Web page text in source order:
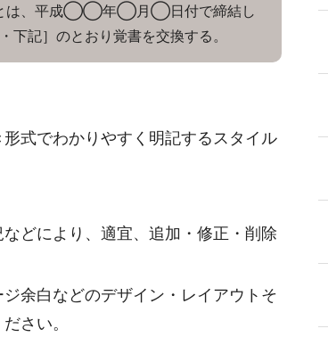
、平成◯◯年◯月◯日付で締結し
］のとおり覚書を交換する。
式でわかりやすく明記するスタイル
どにより、適宜、追加・修正・削除
余白などのデザイン・レイアウトそ
さい。